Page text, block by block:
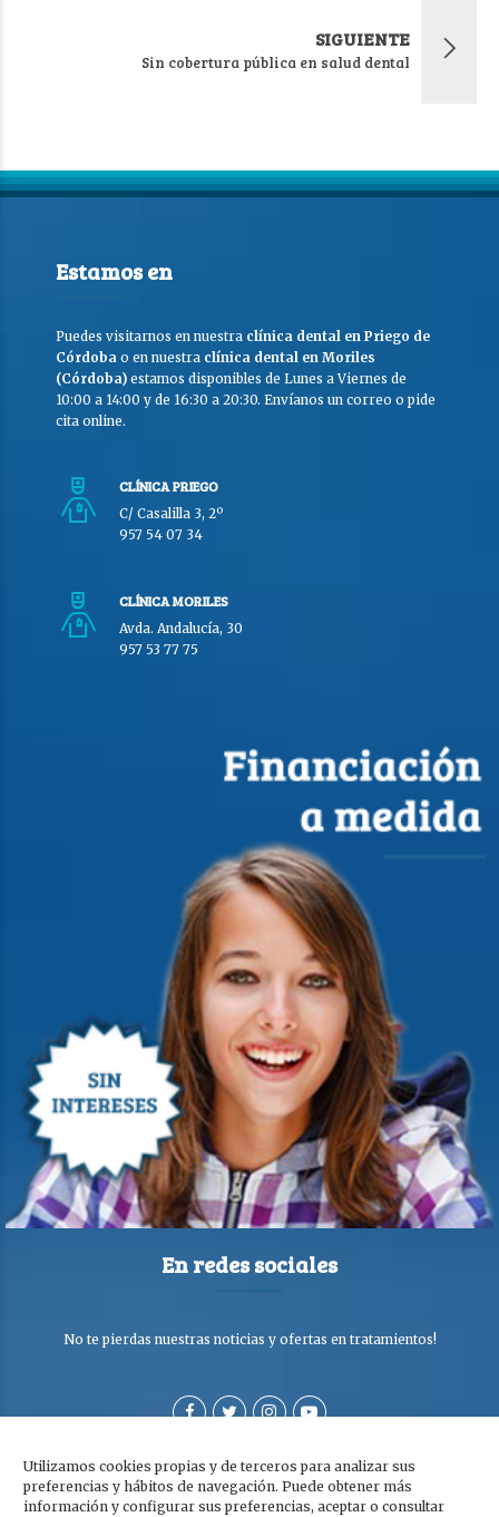
Utilizamos cookies propias y de terceros para analizar sus
preferencias y hábitos de navegación. Puede obtener más
información y configurar sus preferencias, aceptar o consultar
SIGUIENTE
Sin cobertura pública en salud dental
Estamos en
Puedes visitarnos en nuestra clínica dental en Priego de
Córdoba o en nuestra clínica dental en Moriles
(Córdoba) estamos disponibles de Lunes a Viernes de
10:00 a 14:00 y de 16:30 a 20:30. Envíanos un correo o pide
cita online.
CLÍNICA PRIEGO
C/ Casalilla 3, 2º
957 54 07 34
CLÍNICA MORILES
Avda. Andalucía, 30
957 53 77 75
En redes sociales
No te pierdas nuestras noticias y ofertas en tratamientos!